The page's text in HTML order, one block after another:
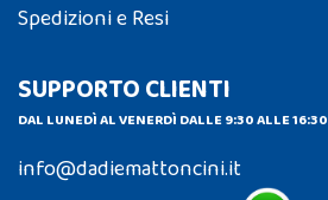
Spedizioni e Resi
SUPPORTO CLIENTI
DAL LUNEDÌ AL VENERDÌ DALLE 9:30 ALLE 16:30
info@dadiemattoncini.it